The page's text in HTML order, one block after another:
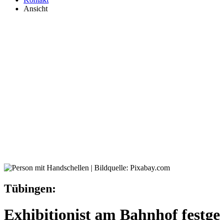
Ansicht
Tübingen:
Exhibitionist am Bahnhof